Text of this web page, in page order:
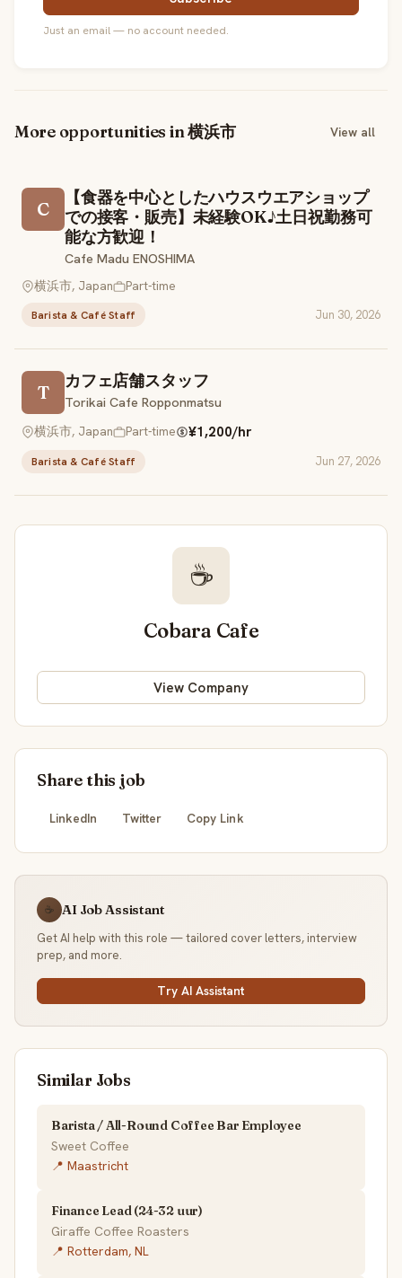
Just an email — no account needed.
More opportunities in 横浜市 View all
C
【食器を中心としたハウスウエアショップ
での接客・販売】未経験OK♪土日祝勤務可
能な方歓迎！
Cafe Madu ENOSHIMA
横浜市, Japan
Part-time
Barista & Café Staff Jun 30, 2026
T
カフェ店舗スタッフ
Torikai Cafe Ropponmatsu
横浜市, Japan
Part-time ¥1,200/hr
Barista & Café Staff Jun 27, 2026
☕
Cobara Cafe
View Company
Share this job
LinkedIn Twitter Copy Link
☕ AI Job Assistant
Get AI help with this role — tailored cover letters, interview
prep, and more.
Try AI Assistant
Similar Jobs
Barista / All-Round Coffee Bar Employee
Sweet Coffee
📍 Maastricht
Finance Lead (24-32 uur)
Giraffe Coffee Roasters
📍 Rotterdam, NL